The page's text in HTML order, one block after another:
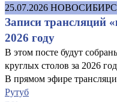
25.07.2026
Записи трансляций
2026 году
В этом посте будут
круглых столов за 2026
В прямом эфире
Рутуб